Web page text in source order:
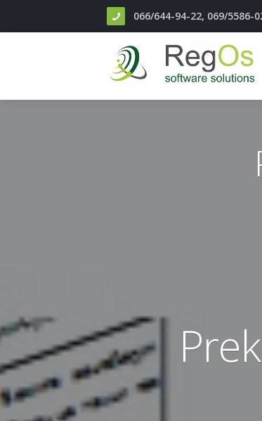
066/644-94-22, 069/5586-